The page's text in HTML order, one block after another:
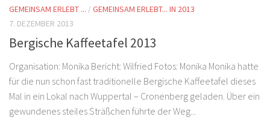
GEMEINSAM ERLEBT ... /GEMEINSAM ERLEBT... IN 2013
7. DEZEMBER 2013
Bergische Kaffeetafel 2013
Organisation: Monika Bericht: Wilfried Fotos: Monika Monika hatte
für die nun schon fast traditionelle Bergische Kaffeetafel dieses
Mal in ein Lokal nach Wuppertal – Cronenberg geladen. Über ein
gewundenes steiles Sträßchen führte der Weg...